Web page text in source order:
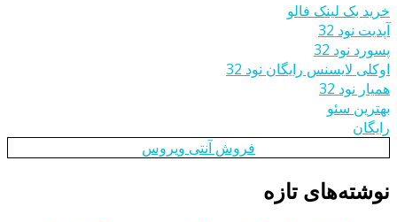
خرید بک لینک فالو
آپدیت نود 32
پسورد نود 32
اوکلی لایسنس رایگان نود 32
همیار نود 32
بهترین سئو
رایگان
فروش آنتی ویروس
نوشته‌های تازه